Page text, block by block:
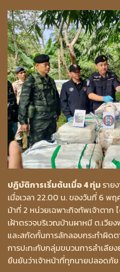
ปฏิบัติการเริ่มต้นเมื่อ 4 ทุ่ม ราย
เมื่อเวลา 22.00 น. ของวันที่ 6 พ
ม้าที่ 2 หน่วยเฉพาะกิจทัพเจ้าตาก
เฝ้าตรวจบริเวณบ้านผาหมี ต.เวีย
และสกัดกั้นการลักลอบกระทำผิด
การปะทะกับกลุ่มขบวนการลำเลีย
ยืนยันว่าเจ้าหน้าที่ทุกนายปลอดภัย